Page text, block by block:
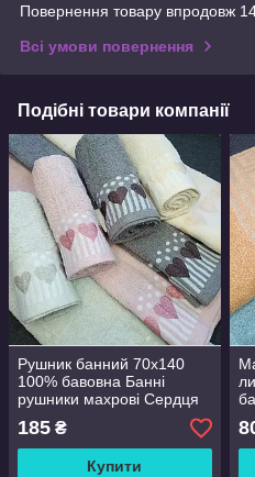
Повернення товару впродовж
Всі умови повернення
Подібні товари компанії
Рушник банний 70х140
100% бавовна Банні
рушники махрові Сердця
185 ₴
Купити